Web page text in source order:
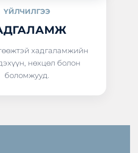
ҮЙЛЧИЛГЭЭ
хадгаламжийн
нөхцөл болон
боломжууд.